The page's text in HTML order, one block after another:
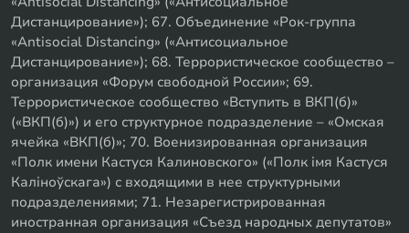
Дистанцирование»); 67. Объединение «Рок-группа
«Antisocial Distancing» («Антисоциальное
Дистанцирование»); 68. Террористическое сообщество –
организация «Форум свободной России»; 69.
Террористическое сообщество «Вступить в ВКП(б)»
(«ВКП(б)») и его структурное подразделение – «Омская
ячейка «ВКП(б)»; 70. Военизированная организация
«Полк имени Кастуся Калиновского» («Полк iмя Кастуся
Калiноўскага») с входящими в нее структурными
подразделениями; 71. Незарегистрированная
иностранная организация «Съезд народных депутатов»